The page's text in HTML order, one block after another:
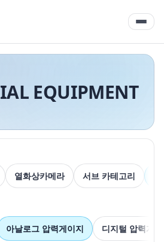
EQUIPMENT
열화상카메라 서브 카테고리
아날로그 압력게이지 디지털 압력게